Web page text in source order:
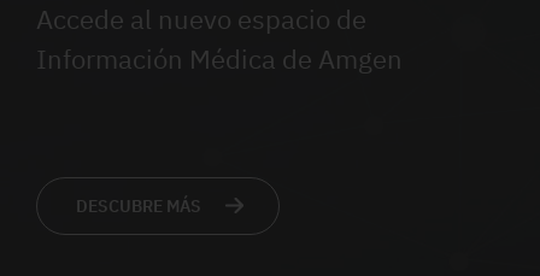
Accede al nuevo espacio de
Información Médica de Amgen
DESCUBRE MÁS